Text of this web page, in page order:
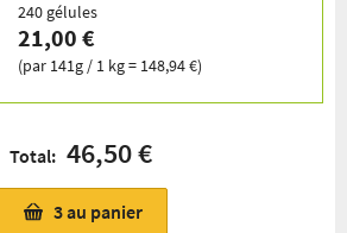
240 gélules
21,00 €
(par 141g / 1 kg = 148,94 €)
Total: 46,50 €
3au panier